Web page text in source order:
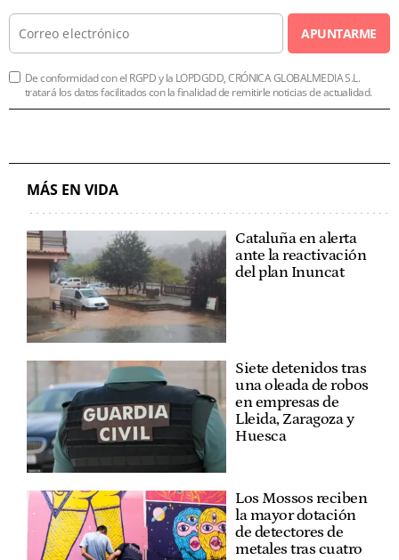
APUNTARME
De conformidad con el RGPD y la LOPDGDD, CRÓNICA GLOBALMEDIA S.L.
tratará los datos facilitados con la finalidad de remitirle noticias de actualidad.
MÁS EN VIDA
Cataluña en alerta
ante la reactivación
del plan Inuncat
Siete detenidos tras
una oleada de robos
en empresas de
Lleida, Zaragoza y
Huesca
Los Mossos reciben
la mayor dotación
de detectores de
metales tras cuatro